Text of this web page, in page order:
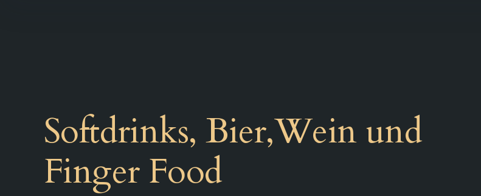
Softdrinks, Bier,Wein und
Finger Food